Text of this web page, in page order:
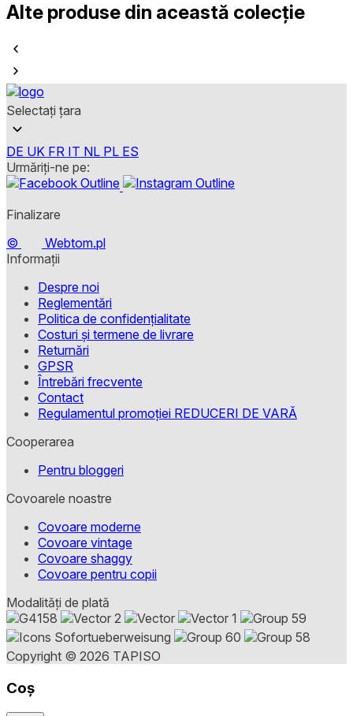
Alte produse din această colecție
Selectați țara
DE UK FR IT NL PL ES
Urmăriți-ne pe:
Finalizare
©
Webtom.pl
Informații
Despre noi
Reglementări
Politica de confidențialitate
Costuri și termene de livrare
Returnări
GPSR
Întrebări frecvente
Contact
Regulamentul promoției REDUCERI DE VARĂ
Cooperarea
Pentru bloggeri
Covoarele noastre
Covoare moderne
Covoare vintage
Covoare shaggy
Covoare pentru copii
Modalități de plată
Copyright © 2026 TAPISO
Coș